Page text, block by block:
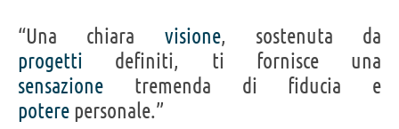
“Una chiara visione, sostenuta da
progetti definiti, ti fornisce una
sensazione tremenda di fiducia e
potere personale.”